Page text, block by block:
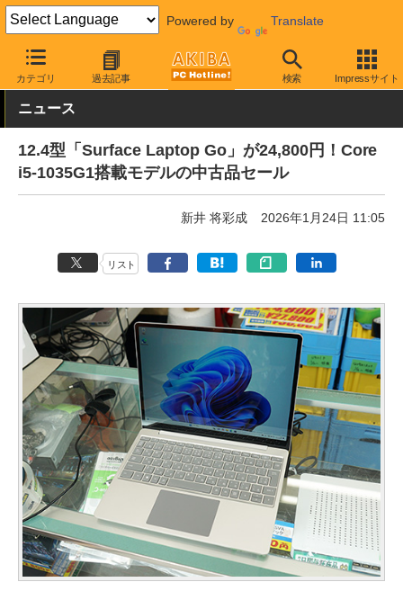
Powered by Translate
カテゴリ 過去記事 検索 Impressサイト
AKIBA PC Hotline! 秋葉原情報 価格情報 特価情報
ニュース
12.4型「Surface Laptop Go」が24,800円！Core
i5-1035G1搭載モデルの中古品セール
新井 将彩成 2026年1月24日 11:05
リスト